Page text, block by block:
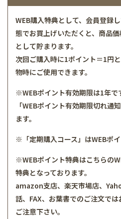
WEB購入特典として、会員登録
態でお買上げいただくと、商品
として貯まります。
次回ご購入時に1ポイント＝1円
物時にご使用できます。
※WEBポイント有効期限は1年で
「WEBポイント有効期限切れ通
ます。
※「定期購入コース」はWEBポイ
※WEBポイント特典はこちらの
特典となっております。
amazon支店、楽天市場店、
話、FAX、お葉書でのご注文で
ご注意下さい。